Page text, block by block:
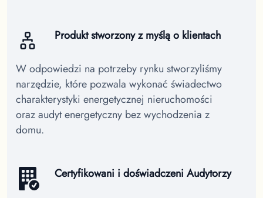
Produkt stworzony z myślą o klientach
W odpowiedzi na potrzeby rynku stworzyliśmy
narzędzie, które pozwala wykonać świadectwo
charakterystyki energetycznej nieruchomości
oraz audyt energetyczny bez wychodzenia z
domu.
Certyfikowani i doświadczeni Audytorzy